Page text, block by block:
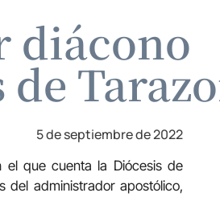
diácono
5 de septiembre de 2022
el que cuenta la Diócesis de
del administrador apostólico,